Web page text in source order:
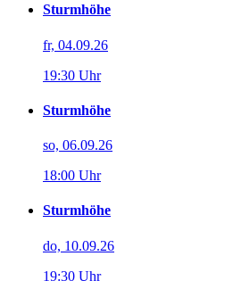
Sturmhöhe
fr, 04.09.26
19:30 Uhr
Sturmhöhe
so, 06.09.26
18:00 Uhr
Sturmhöhe
do, 10.09.26
19:30 Uhr